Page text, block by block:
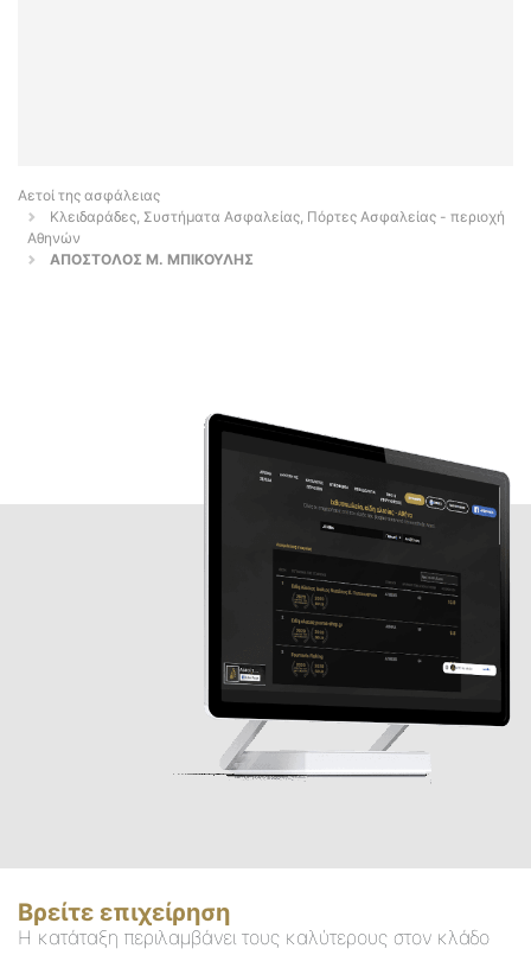
Αετοί της ασφάλειας
Κλειδαράδες, Συστήματα Ασφαλείας, Πόρτες Ασφαλείας - περιοχή
Αθηνών
ΑΠΟΣΤΟΛΟΣ Μ. ΜΠΙΚΟΥΛΗΣ
Βρείτε επιχείρηση
Η κατάταξη περιλαμβάνει τους καλύτερους στον κλάδο